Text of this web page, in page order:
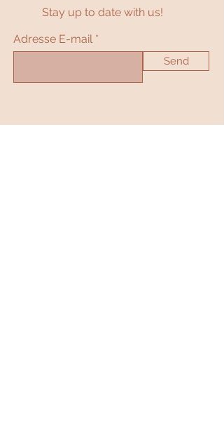
Stay up to date with us!
Adresse E-mail
Send